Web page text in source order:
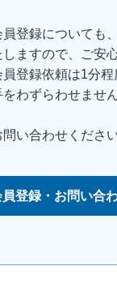
登録についても
ますので、ご安
登録依頼は1分程
わずらわせません
い合わせください
登録・お問い合